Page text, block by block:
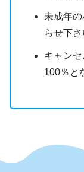
未成年
らせ下さ
キャン
100％と